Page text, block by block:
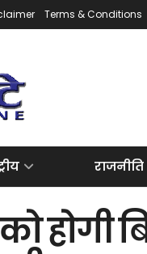
Terms & Conditions
राजनीति
होगी